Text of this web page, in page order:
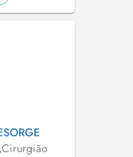
,Cirurgião